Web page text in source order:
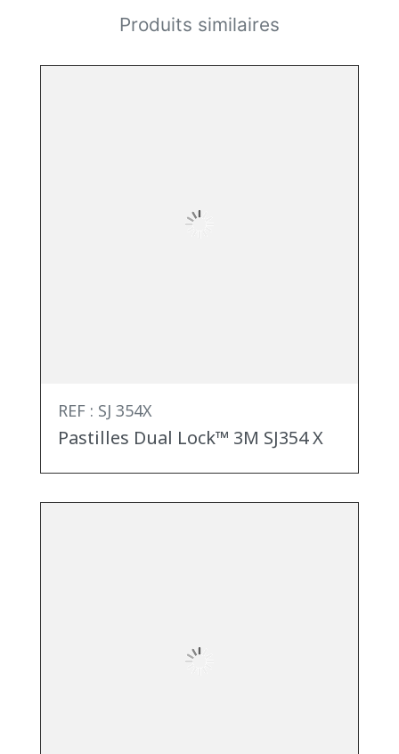
Produits similaires
REF : SJ 354X
Pastilles Dual Lock™ 3M SJ354 X